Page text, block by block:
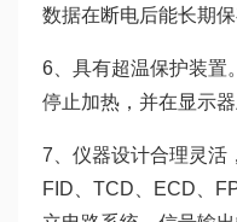
数据在断电后能长期保
6、具有超温保护装置
停止加热，并在显示器
7、仪器设计合理灵活
FID、TCD、ECD、